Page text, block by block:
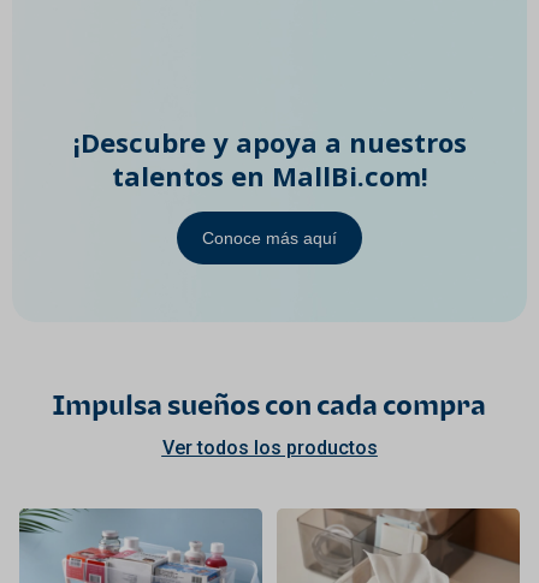
¡Descubre y apoya a nuestros
talentos en MallBi.com!
Conoce más aquí
Impulsa sueños con cada compra
Ver todos los productos